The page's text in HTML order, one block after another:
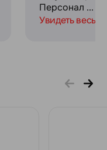
Персонал ...
Увидеть весь